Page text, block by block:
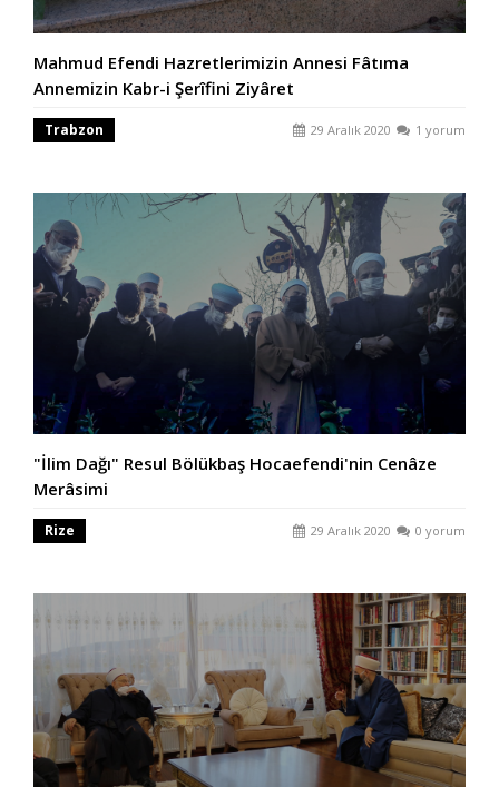
Mahmud Efendi Hazretlerimizin Annesi Fâtıma
Annemizin Kabr-i Şerîfini Ziyâret
Trabzon 29 Aralık 2020 1 yorum
"İlim Dağı" Resul Bölükbaş Hocaefendi'nin Cenâze
Merâsimi
Rize 29 Aralık 2020 0 yorum